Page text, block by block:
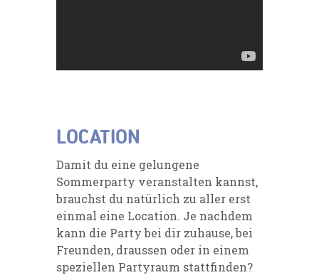
LOCATION
Damit du eine gelungene
Sommerparty veranstalten kannst,
brauchst du natürlich zu aller erst
einmal eine Location. Je nachdem
kann die Party bei dir zuhause, bei
Freunden, draussen oder in einem
speziellen Partyraum stattfinden?